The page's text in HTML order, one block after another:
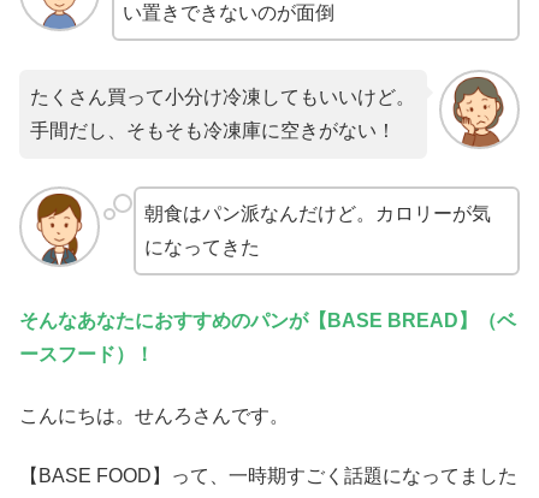
い置きできないのが面倒
たくさん買って小分け冷凍してもいいけど。
手間だし、そもそも冷凍庫に空きがない！
朝食はパン派なんだけど。カロリーが気
になってきた
そんなあなたにおすすめのパンが【BASE BREAD】（ベ
ースフード）！
こんにちは。せんろさんです。
【BASE FOOD】って、一時期すごく話題になってました